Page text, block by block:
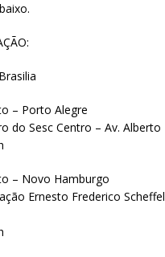
– Porto Alegre
do Sesc Centro – Av. Alberto
– Novo Hamburgo
Ernesto Frederico